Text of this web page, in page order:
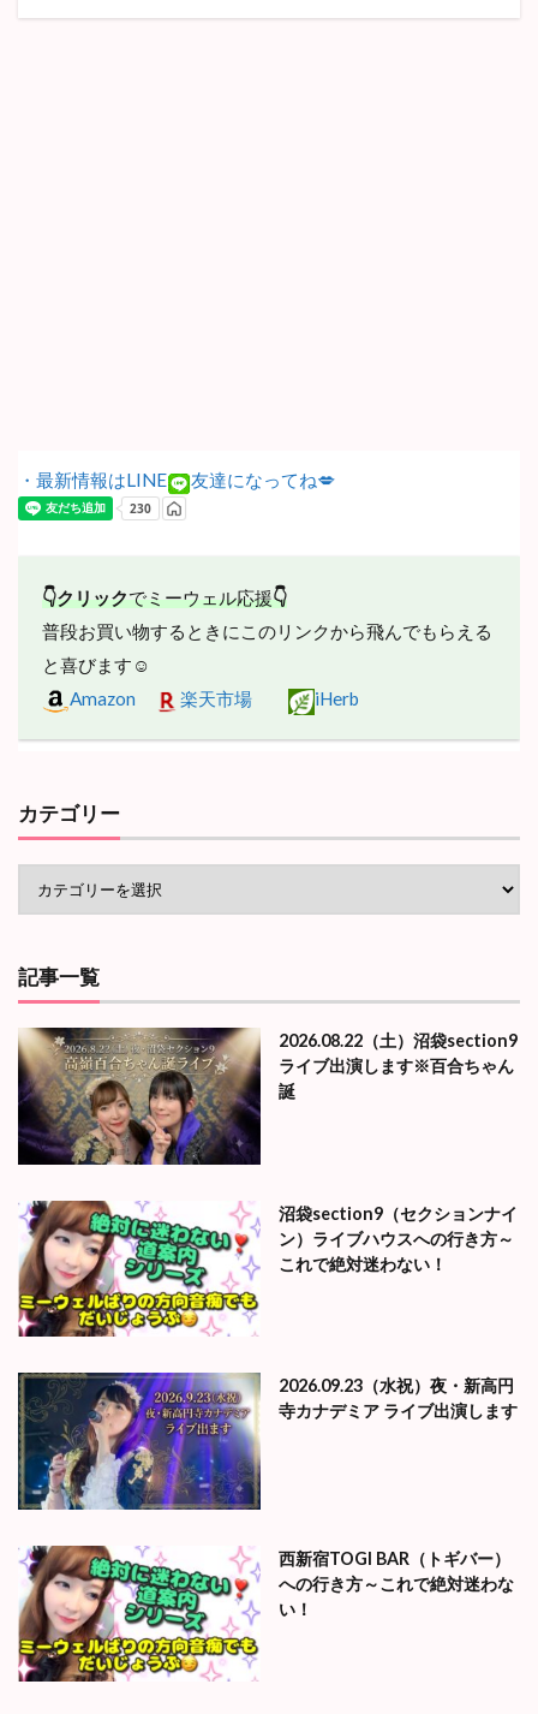
・最新情報はLINE 友達になってね💋
👇クリックでミーウェル応援👇
普段お買い物するときにこのリンクから飛んでもらえる
と喜びます☺
Amazon
楽天市場 iHerb
カテゴリー
記事一覧
2026.08.22（土）沼袋section9
ライブ出演します※百合ちゃん
誕
沼袋section9（セクションナイ
ン）ライブハウスへの行き方～
これで絶対迷わない！
2026.09.23（水祝）夜・新高円
寺カナデミア ライブ出演します
西新宿TOGI BAR（トギバー）
への行き方～これで絶対迷わな
い！